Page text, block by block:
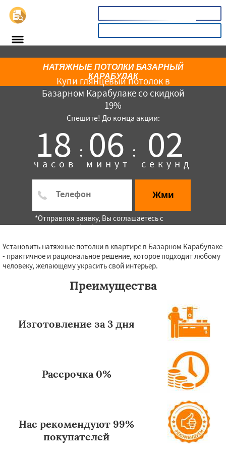
Купи глянцевый потолок в
Базарном Карабулаке со скидкой
19%
Спешите! До конца акции:
18 :
часов 06 :
минут 02
секунд
Жми
*Отправляя заявку, Вы соглашаетесь с
правилами обработки персональных данных
НАТЯЖНЫЕ ПОТОЛКИ БАЗАРНЫЙ
КАРАБУЛАК
Установить натяжные потолки в квартире в Базарном Карабулаке
- практичное и рациональное решение, которое подходит любому
человеку, желающему украсить свой интерьер.
Преимущества
Изготовление за 3 дня
Рассрочка 0%
Нас рекомендуют 99%
покупателей
×
Даю согласие на обработку персональных данных